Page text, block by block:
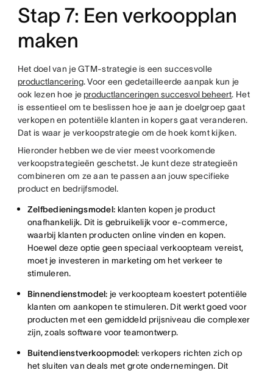
Stap 7: Een verkoopplan
maken
Het doel van je GTM-strategie is een succesvolle
productlancering. Voor een gedetailleerde aanpak kun je
ook lezen hoe je productlanceringen succesvol beheert. Het
is essentieel om te beslissen hoe je aan je doelgroep gaat
verkopen en potentiële klanten in kopers gaat veranderen.
Dat is waar je verkoopstrategie om de hoek komt kijken.
Hieronder hebben we de vier meest voorkomende
verkoopstrategieën geschetst. Je kunt deze strategieën
combineren om ze aan te passen aan jouw specifieke
product en bedrijfsmodel.
Zelfbedieningsmodel: klanten kopen je product
onafhankelijk. Dit is gebruikelijk voor e-commerce,
waarbij klanten producten online vinden en kopen.
Hoewel deze optie geen speciaal verkoopteam vereist,
moet je investeren in marketing om het verkeer te
stimuleren.
Binnendienstmodel: je verkoopteam koestert potentiële
klanten om aankopen te stimuleren. Dit werkt goed voor
producten met een gemiddeld prijsniveau die complexer
zijn, zoals software voor teamontwerp.
Buitendienstverkoopmodel: verkopers richten zich op
het sluiten van deals met grote ondernemingen. Dit